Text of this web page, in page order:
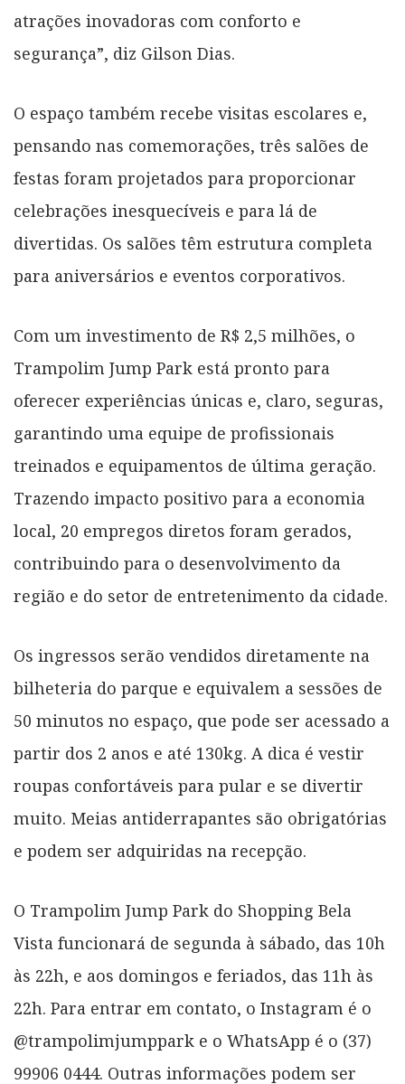
atrações inovadoras com conforto e
segurança”, diz Gilson Dias.
O espaço também recebe visitas escolares e,
pensando nas comemorações, três salões de
festas foram projetados para proporcionar
celebrações inesquecíveis e para lá de
divertidas. Os salões têm estrutura completa
para aniversários e eventos corporativos.
Com um investimento de R$ 2,5 milhões, o
Trampolim Jump Park está pronto para
oferecer experiências únicas e, claro, seguras,
garantindo uma equipe de profissionais
treinados e equipamentos de última geração.
Trazendo impacto positivo para a economia
local, 20 empregos diretos foram gerados,
contribuindo para o desenvolvimento da
região e do setor de entretenimento da cidade.
Os ingressos serão vendidos diretamente na
bilheteria do parque e equivalem a sessões de
50 minutos no espaço, que pode ser acessado a
partir dos 2 anos e até 130kg. A dica é vestir
roupas confortáveis para pular e se divertir
muito. Meias antiderrapantes são obrigatórias
e podem ser adquiridas na recepção.
O Trampolim Jump Park do Shopping Bela
Vista funcionará de segunda à sábado, das 10h
às 22h, e aos domingos e feriados, das 11h às
22h. Para entrar em contato, o Instagram é o
@trampolimjumppark e o WhatsApp é o (37)
99906 0444. Outras informações podem ser